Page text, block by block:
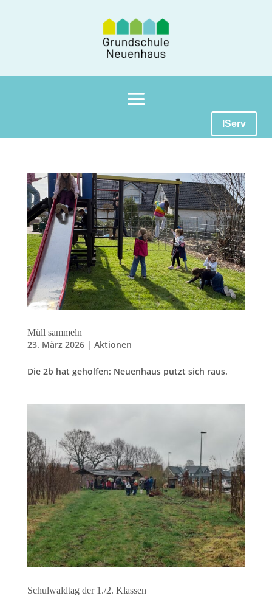
IServ
Müll sammeln
23. März 2026| Aktionen
Die 2b hat geholfen: Neuenhaus putzt sich raus.
Schulwaldtag der 1./2. Klassen